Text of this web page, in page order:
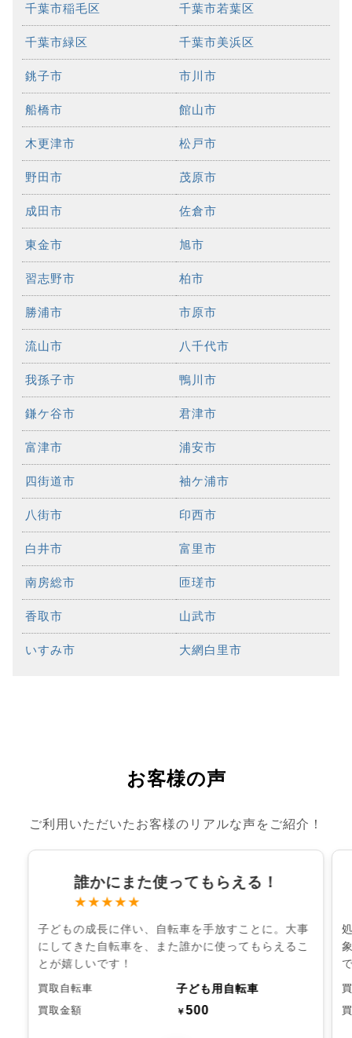
千葉市稲毛区 千葉市若葉区
千葉市緑区 千葉市美浜区
銚子市 市川市
船橋市 館山市
木更津市 松戸市
野田市 茂原市
成田市 佐倉市
東金市 旭市
習志野市 柏市
勝浦市 市原市
流山市 八千代市
我孫子市 鴨川市
鎌ケ谷市 君津市
富津市 浦安市
四街道市 袖ケ浦市
八街市 印西市
白井市 富里市
南房総市 匝瑳市
香取市 山武市
いすみ市 大網白里市
お客様の声
ご利用いただいたお客様のリアルな声をご紹介！
誰かにまた使ってもらえる！
★★★★★
子どもの成長に伴い、自転車を手放すことに。大事
にしてきた自転車を、また誰かに使ってもらえるこ
とが嬉しいです！
買取自転車 子ども用自転車
買取金額 ￥500